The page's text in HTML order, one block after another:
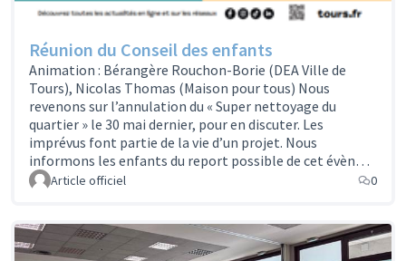
Réunion du Conseil des enfants
Animation : Bérangère Rouchon-Borie (DEA Ville de
Tours), Nicolas Thomas (Maison pour tous) Nous
revenons sur l’annulation du « Super nettoyage du
quartier » le 30 mai dernier, pour en discuter. Les
imprévus font partie de la vie d’un projet. Nous
informons les enfants du report possible de cet évèn…
Article officiel 0